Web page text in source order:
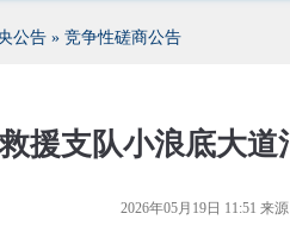
公告 » 竞争性磋商公告
援支队小浪底大
2026年05月19日 11:51 来